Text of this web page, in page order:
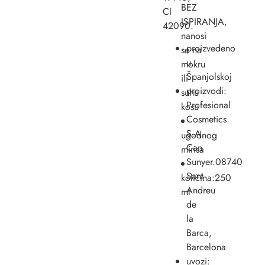
CI
42090.
proizvedeno
u
Španjolskoj
proizvodi:
Profesional
Cosmetics
S.A.
Can
Sunyer.08740
Sant
Andreu
de
la
Barca,
Barcelona
uvozi:
BEZ
ISPIRANJA,
nanosi
se na
mokru
ili
suhu
kosu
ugodnog
mirisa
količina:250
ml